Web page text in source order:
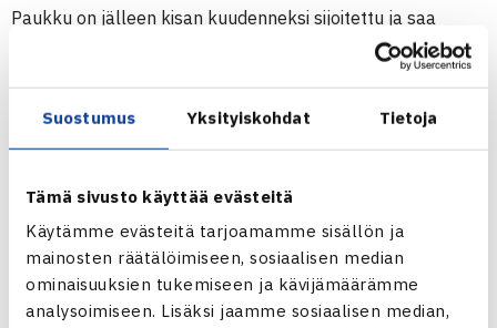
Suostumus Yksityiskohdat Tietoja
Tämä sivusto käyttää evästeitä
Käytämme evästeitä tarjoamamme sisällön ja
mainosten räätälöimiseen, sosiaalisen median
ominaisuuksien tukemiseen ja kävijämäärämme
analysoimiseen. Lisäksi jaamme sosiaalisen median,
Paukku on jälleen kisan kuudenneksi sijoitettu ja saa
vastaansa ensimmäisellä kierroksella Patrik Brydolfin.
pääsarjaan villin kortin.
Timo Nieminenon Falunissa neljänneksi sijoitettu. Hänen
Nieminen ja Paukku aloittavat kisan osaltaan tiistaina. He
eivät ole mukana nelinpelissä.
Ilja Orreosallistui kisan kaksinpelin karsintaan. Hän hävisi
ensimmäisellä kierroksella Daniel Daniloville 1-6, 3-6.